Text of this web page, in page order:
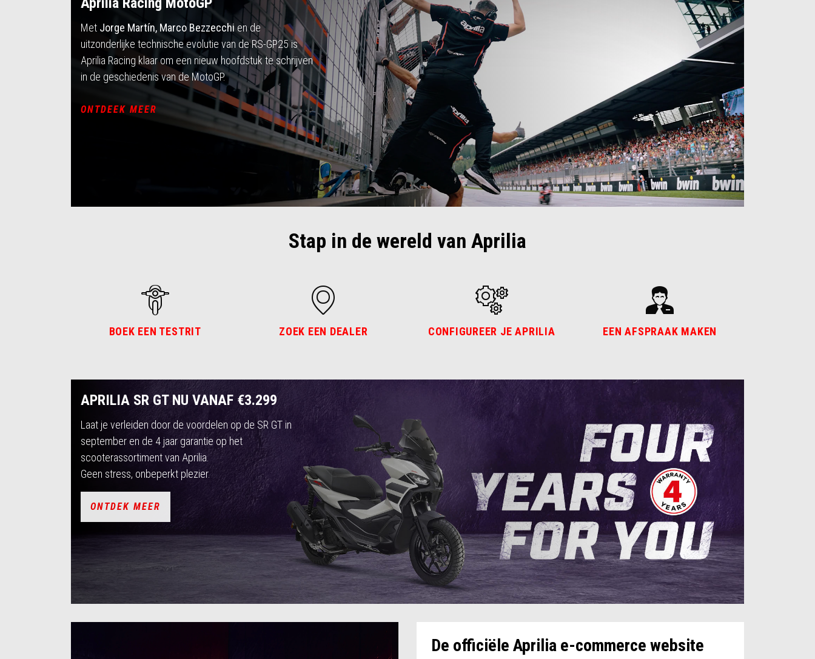
Met Jorge Martín, Marco Bezzecchi en de
uitzonderlijke technische evolutie van de RS-GP25 is
Aprilia Racing klaar om een nieuw hoofdstuk te schrijven
in de geschiedenis van de MotoGP.
ONTDEEK MEER
Stap in de wereld van Aprilia
BOEK EEN TESTRIT ZOEK EEN DEALER CONFIGUREER JE APRILIA EEN AFSPRAAK MAKEN
APRILIA SR GT NU VANAF €3.299
Laat je verleiden door de voordelen op de SR GT in
september en de 4 jaar garantie op het
scooterassortiment van Aprilia.
Geen stress, onbeperkt plezier.
ONTDEK MEER
De officiële Aprilia e-commerce website